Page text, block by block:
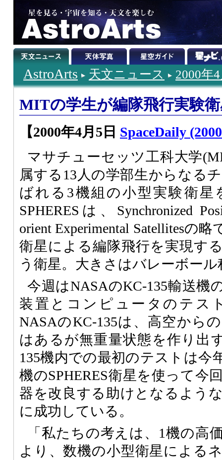
AstroArts 天文ニュース 2000年
MITの学生が編隊飛行実験
【2000年4月5日 SpaceDaily
マサチューセッツ工科大学
属する13人の学部生からなる
ばれる3機組の小型実験衛星
SPHERESは、Synchronized
orient Experimental Satellitesの
衛星による編隊飛行を実現す
う衛星。大きさはバレーボール
今週はNASAのKC-135輸送機
装置とコンピュータのテス
NASAのKC-135は、高空から
はあるが無重量状態を作り出
135機内での最初のテストは今
機のSPHERES衛星を使って今
器を改良する助けとなるよう
に成功している。
「私たちの考えは、1機の高
より、数機の小型衛星による